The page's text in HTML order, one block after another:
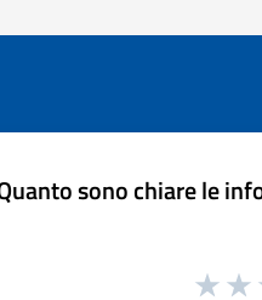
sono chiare le